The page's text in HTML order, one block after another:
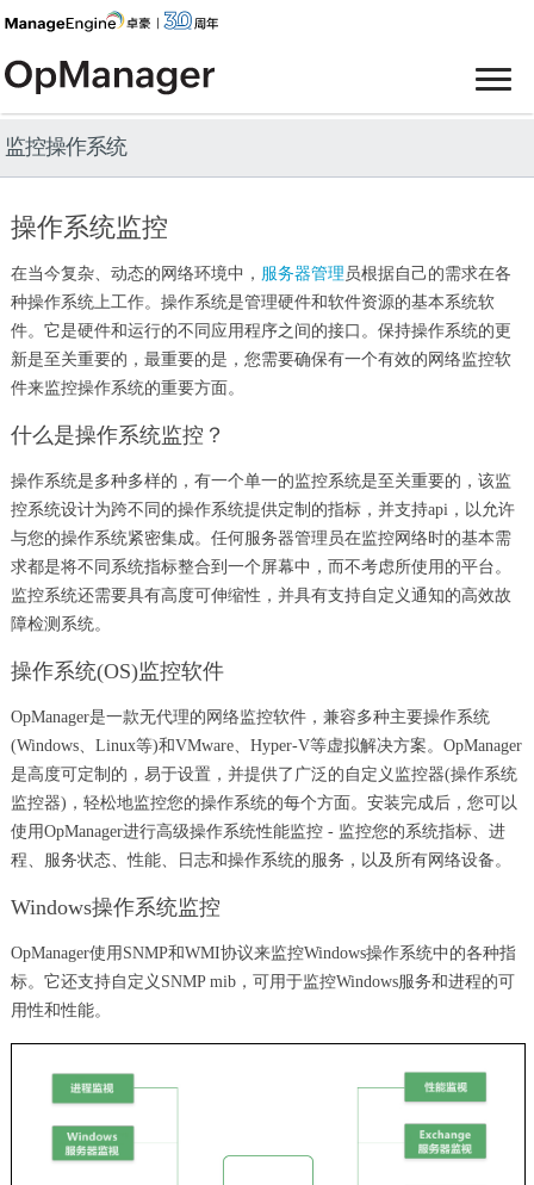
监控操作系统
操作系统监控
在当今复杂、动态的网络环境中， 服务器管理 员根据自己的需求在各
种操作系统上工作。操作系统是管理硬件和软件资源的基本系统软
件。它是硬件和运行的不同应用程序之间的接口。保持操作系统的更
新是至关重要的，最重要的是，您需要确保有一个有效的网络监控软
件来监控操作系统的重要方面。
什么是操作系统监控？
操作系统是多种多样的，有一个单一的监控系统是至关重要的，该监
控系统设计为跨不同的操作系统提供定制的指标，并支持api，以允许
与您的操作系统紧密集成。任何服务器管理员在监控网络时的基本需
求都是将不同系统指标整合到一个屏幕中，而不考虑所使用的平台。
监控系统还需要具有高度可伸缩性，并具有支持自定义通知的高效故
障检测系统。
操作系统(OS)监控软件
OpManager是一款无代理的网络监控软件，兼容多种主要操作系统
(Windows、Linux等)和VMware、Hyper-V等虚拟解决方案。OpManager
是高度可定制的，易于设置，并提供了广泛的自定义监控器(操作系统
监控器)，轻松地监控您的操作系统的每个方面。安装完成后，您可以
使用OpManager进行高级操作系统性能监控 - 监控您的系统指标、进
程、服务状态、性能、日志和操作系统的服务，以及所有网络设备。
Windows操作系统监控
OpManager使用SNMP和WMI协议来监控Windows操作系统中的各种指
标。它还支持自定义SNMP mib，可用于监控Windows服务和进程的可
用性和性能。